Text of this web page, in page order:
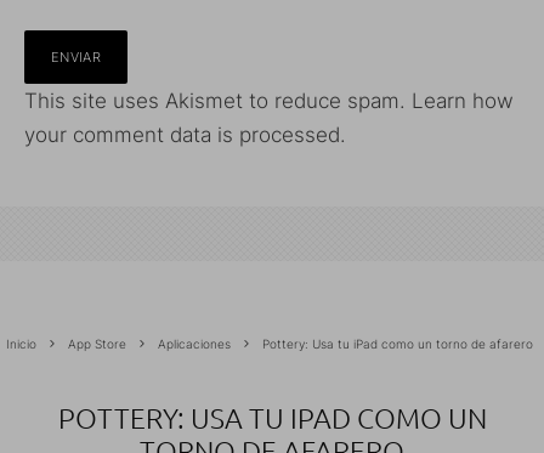
This site uses Akismet to reduce spam. Learn how
your comment data is processed.
Inicio App Store Aplicaciones Pottery: Usa tu iPad como un torno de afarero
POTTERY: USA TU IPAD COMO UN